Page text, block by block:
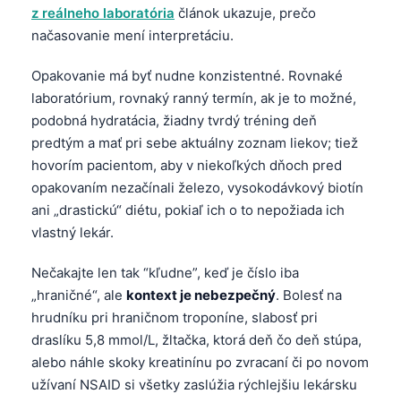
z reálneho laboratória článok ukazuje, prečo
načasovanie mení interpretáciu.
Opakovanie má byť nudne konzistentné. Rovnaké
laboratórium, rovnaký ranný termín, ak je to možné,
podobná hydratácia, žiadny tvrdý tréning deň
predtým a mať pri sebe aktuálny zoznam liekov; tiež
hovorím pacientom, aby v niekoľkých dňoch pred
opakovaním nezačínali železo, vysokodávkový biotín
ani „drastickú“ diétu, pokiaľ ich o to nepožiada ich
vlastný lekár.
Nečakajte len tak “kľudne”, keď je číslo iba
„hraničné“, ale kontext je nebezpečný. Bolesť na
hrudníku pri hraničnom troponíne, slabosť pri
draslíku 5,8 mmol/L, žltačka, ktorá deň čo deň stúpa,
alebo náhle skoky kreatinínu po zvracaní či po novom
užívaní NSAID si všetky zaslúžia rýchlejšiu lekársku
العربية المغربية
Afrikaans
Монгол
ພາສາລາວ
Cebuano
ئۇيغۇرچە
Кыргызча
Татар теле
Беларуская мова
Esperanto
Ślōnskŏ gŏdka